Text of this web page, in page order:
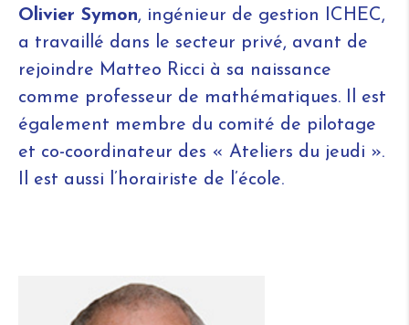
Olivier Symon, ingénieur de gestion ICHEC,
a travaillé dans le secteur privé, avant de
rejoindre Matteo Ricci à sa naissance
comme professeur de mathématiques. Il est
également membre du comité de pilotage
et co-coordinateur des « Ateliers du jeudi ».
Il est aussi l’horairiste de l’école.